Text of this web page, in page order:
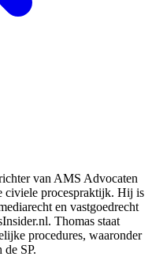
van AMS Advocaten
civiele procespraktijk. Hij is
en vastgoedrecht
Thomas staat
procedures, waaronder
de SP.